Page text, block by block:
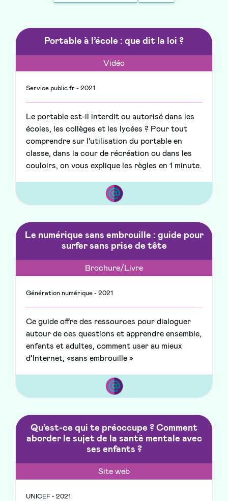
la
Portable à l’école : que dit la loi ?
Vidéo
Service public.fr - 2021
Le portable est-il interdit ou autorisé dans les
écoles, les collèges et les lycées ? Pour tout
comprendre sur l'utilisation du portable en
classe, dans la cour de récréation ou dans les
couloirs, on vous explique les règles en 1 minute.
Le numérique sans embrouille : guide pour
surfer sans prise de tête
Brochure/Livre
Génération numérique - 2021
Ce guide offre des ressources pour dialoguer
autour de ces questions et apprendre ensemble,
enfants et adultes, comment user au mieux
d’Internet, «sans embrouille »
Qu’est-ce qui te préoccupe ? Comment
aborder le sujet de la santé mentale avec
ses enfants ?
Site web
UNICEF - 2021